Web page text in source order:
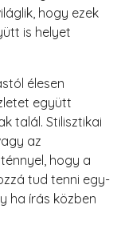
hogy ezek
is helyet
élesen
együtt
talál. Stilisztikai
az
hogy a
tud tenni egy-
ha írás közben